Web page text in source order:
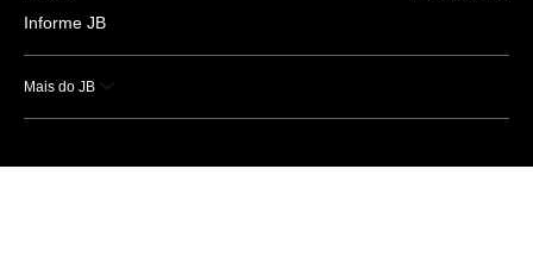
Informe JB
Mais do JB
Esportes